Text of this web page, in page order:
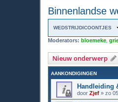
Binnenlandse
WEDSTRIJDICOONTJES
Moderators: bloemeke
Nieuw onderwerp
AANKONDIGINGEN
Handleiding
door Zjef » zo